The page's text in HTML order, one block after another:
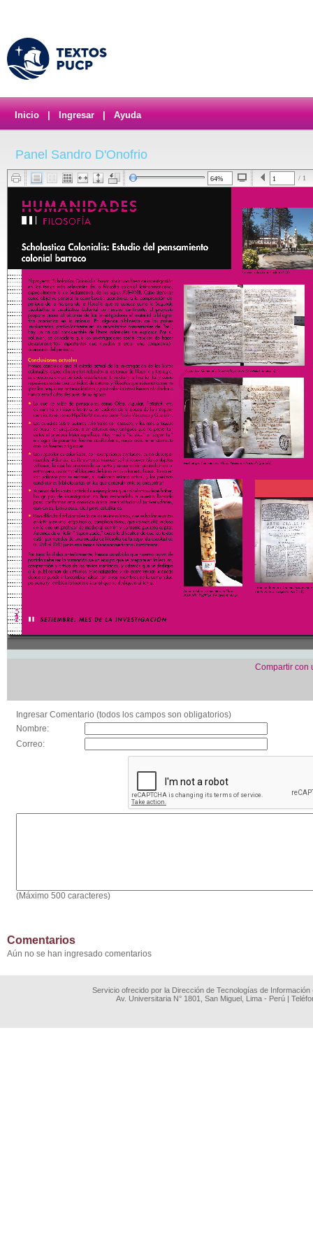
Inicio Ingresar Ayuda
Panel Sandro D'Onofrio
/ 1
Compartir con
Ingresar Comentario (todos los campos son obligatorios)
Nombre:
Correo:
(Máximo 500 caracteres)
Comentarios
Aún no se han ingresado comentarios
Servicio ofrecido por la Dirección de Tecnologías de
Av. Universitaria N° 1801, San Miguel, Lima - Perú |